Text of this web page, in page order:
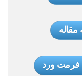
مقاله
فرمت ورد